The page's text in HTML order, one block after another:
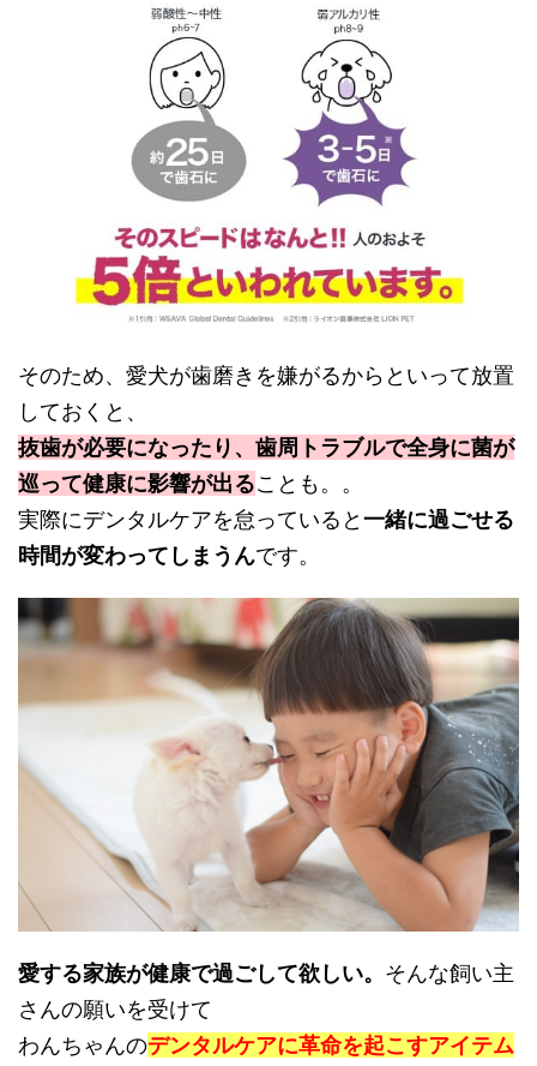
そのため、愛犬が歯磨きを嫌がるからといって放置
しておくと、
抜歯が必要になったり、歯周トラブルで全身に菌が
巡って健康に影響が出ることも。。
実際にデンタルケアを怠っていると一緒に過ごせる
時間が変わってしまうんです。
愛する家族が健康で過ごして欲しい。 そんな飼い主
さんの願いを受けて
わんちゃんのデンタルケアに革命を起こすアイテム